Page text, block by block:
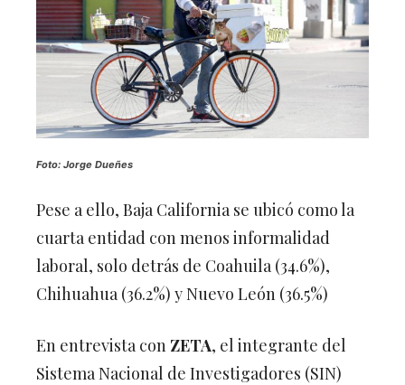
Foto: Jorge Dueñes
Pese a ello, Baja California se ubicó como la
cuarta entidad con menos informalidad
laboral, solo detrás de Coahuila (34.6%),
Chihuahua (36.2%) y Nuevo León (36.5%)
En entrevista con ZETA, el integrante del
Sistema Nacional de Investigadores (SIN)